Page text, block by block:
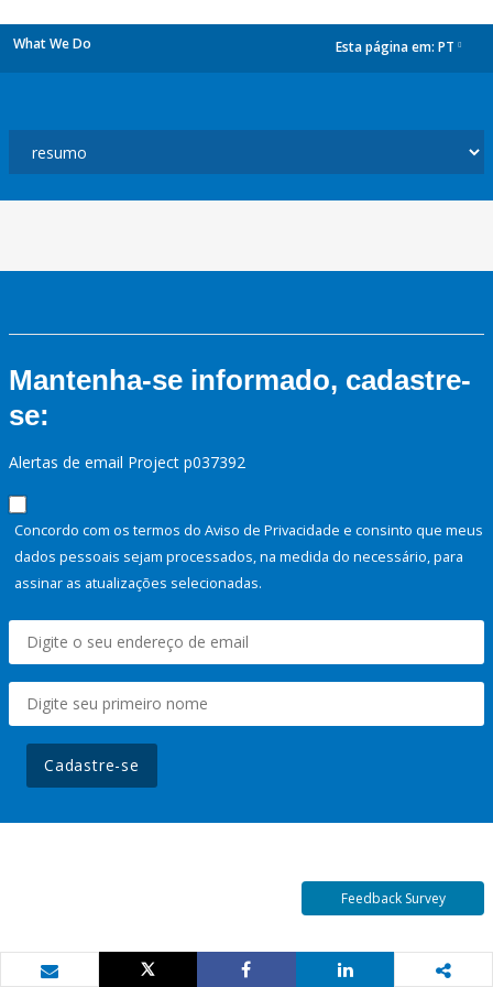
What We Do Esta página em: PT
Mantenha-se informado, cadastre-
se:
Alertas de email Project p037392
Concordo com os termos do Aviso de Privacidade e consinto que meus
dados pessoais sejam processados, na medida do necessário, para
assinar as atualizações selecionadas.
Cadastre-se
Feedback Survey